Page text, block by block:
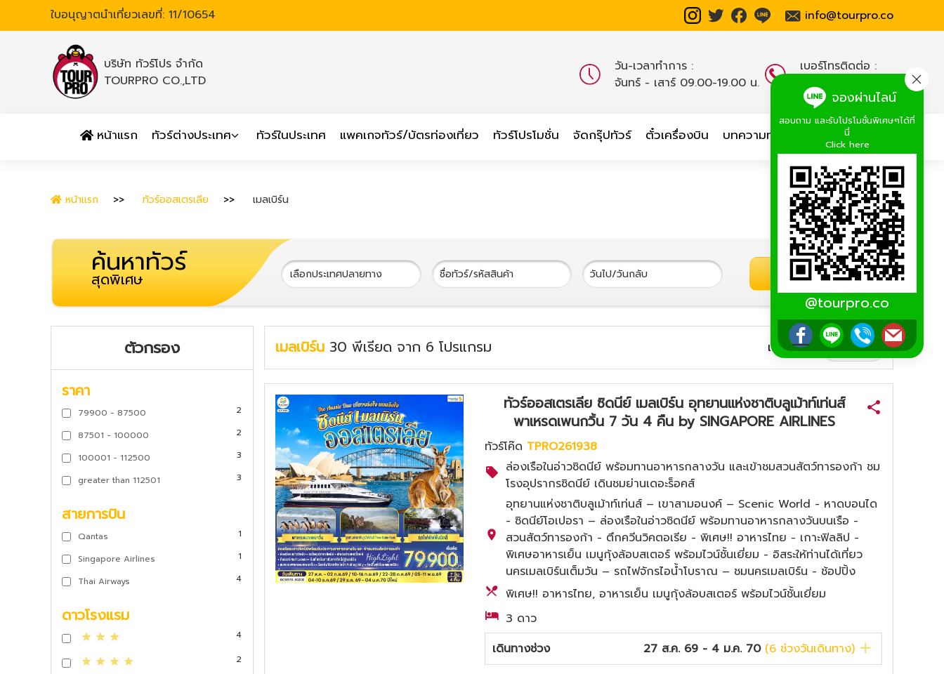
ใบอนุญาตนำเที่ยวเลขที่: 11/10654 info@tourpro.co
บริษัท ทัวร์โปร จำกัด
TOURPRO CO.,LTD
วัน-เวลาทำการ :
จันทร์ - เสาร์ 09.00-19.00 น.
เบอร์โทรติดต่อ :
02-254-9334-8
หน้าแรก ทัวร์ต่างประเทศ ทัวร์ในประเทศ แพคเกจทัวร์/บัตรท่องเที่ยว ทัวร์โปรโมชั่น จัดกรุ๊ปทัวร์ ตั๋วเครื่องบิน บทความท่องเที่ยว เกี่ยวกับเรา
จองผ่านไลน์
สอบถาม และรับโปรโมชั่นพิเศษๆได้ที่
นี่
Click here
@tourpro.co
หน้าแรก ทัวร์ออสเตรเลีย เมลเบิร์น
ค้นหาทัวร์
สุดพิเศษ ค้นหาทัวร์
ตัวกรอง
ราคา
79900 - 87500
2
87501 - 100000
2
100001 - 112500
3
greater than 112501
3
สายการบิน
Qantas
1
Singapore Airlines
1
Thai Airways
4
ดาวโรงแรม
4
2
เมลเบิร์น 30 พีเรียด จาก 6 โปรแกรม เรียงตาม:
ทัวร์ออสเตรเลีย ซิดนีย์ เมลเบิร์น อุทยานแห่งชาติบลูเม้าท์เท่นส์
พาเหรดเพนกวิ้น 7 วัน 4 คืน by SINGAPORE AIRLINES
ทัวร์โค๊ด TPRO261938
ล่องเรือในอ่าวซิดนีย์ พร้อมทานอาหารกลางวัน และเข้าชมสวนสัตว์ทารองก้า ชม
โรงอุปรากรซิดนีย์ เดินชมย่านเดอะร็อคส์
อุทยานแห่งชาติบลูเม้าท์เท่นส์ – เขาสามอนงค์ – Scenic World - หาดบอนได
- ซิดนีย์โอเปอรา – ล่องเรือในอ่าวซิดนีย์ พร้อมทานอาหารกลางวันบนเรือ -
สวนสัตว์ทารองก้า - ตึกควีนวิคตอเรีย - พิเศษ!! อาหารไทย - เกาะฟิลลิป -
พิเศษอาหารเย็น เมนูกุ้งล้อบสเตอร์ พร้อมไวน์ชั้นเยี่ยม - อิสระให้ท่านได้เที่ยว
นครเมลเบิร์นเต็มวัน – รถไฟจักรไอน้ำโบราณ – ชมนครเมลเบิร์น - ช้อปปิ้ง
พิเศษ!! อาหารไทย, อาหารเย็น เมนูกุ้งล้อบสเตอร์ พร้อมไวน์ชั้นเยี่ยม
3 ดาว
เดินทางช่วง
27 ส.ค. 69 - 4 ม.ค. 70 (6ช่วงวันเดินทาง)